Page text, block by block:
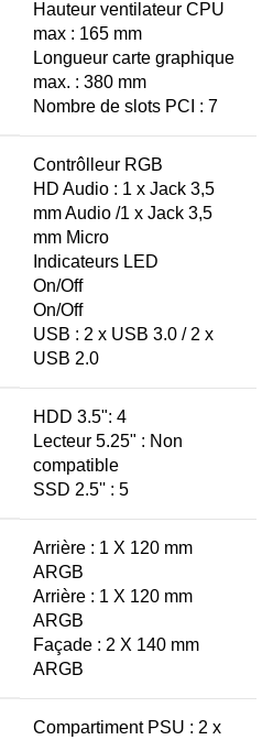
Hauteur ventilateur CPU
max : 165 mm
Longueur carte graphique
max. : 380 mm
Nombre de slots PCI : 7
Contrôlleur RGB
HD Audio : 1 x Jack 3,5
mm Audio /1 x Jack 3,5
mm Micro
Indicateurs LED
On/Off
On/Off
USB : 2 x USB 3.0 / 2 x
USB 2.0
HDD 3.5": 4
Lecteur 5.25" : Non
compatible
SSD 2.5'' : 5
Arrière : 1 X 120 mm
ARGB
Arrière : 1 X 120 mm
ARGB
Façade : 2 X 140 mm
ARGB
Compartiment PSU : 2 x